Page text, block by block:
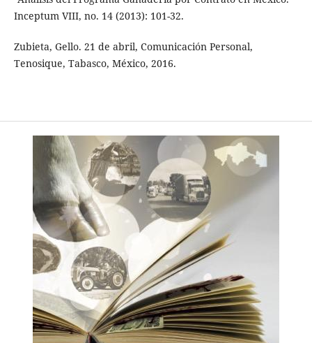
Inceptum VIII, no. 14 (2013): 101-32.
Zubieta, Gello. 21 de abril, Comunicación Personal,
Tenosique, Tabasco, México, 2016.